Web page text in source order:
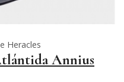
Heracles
Annius